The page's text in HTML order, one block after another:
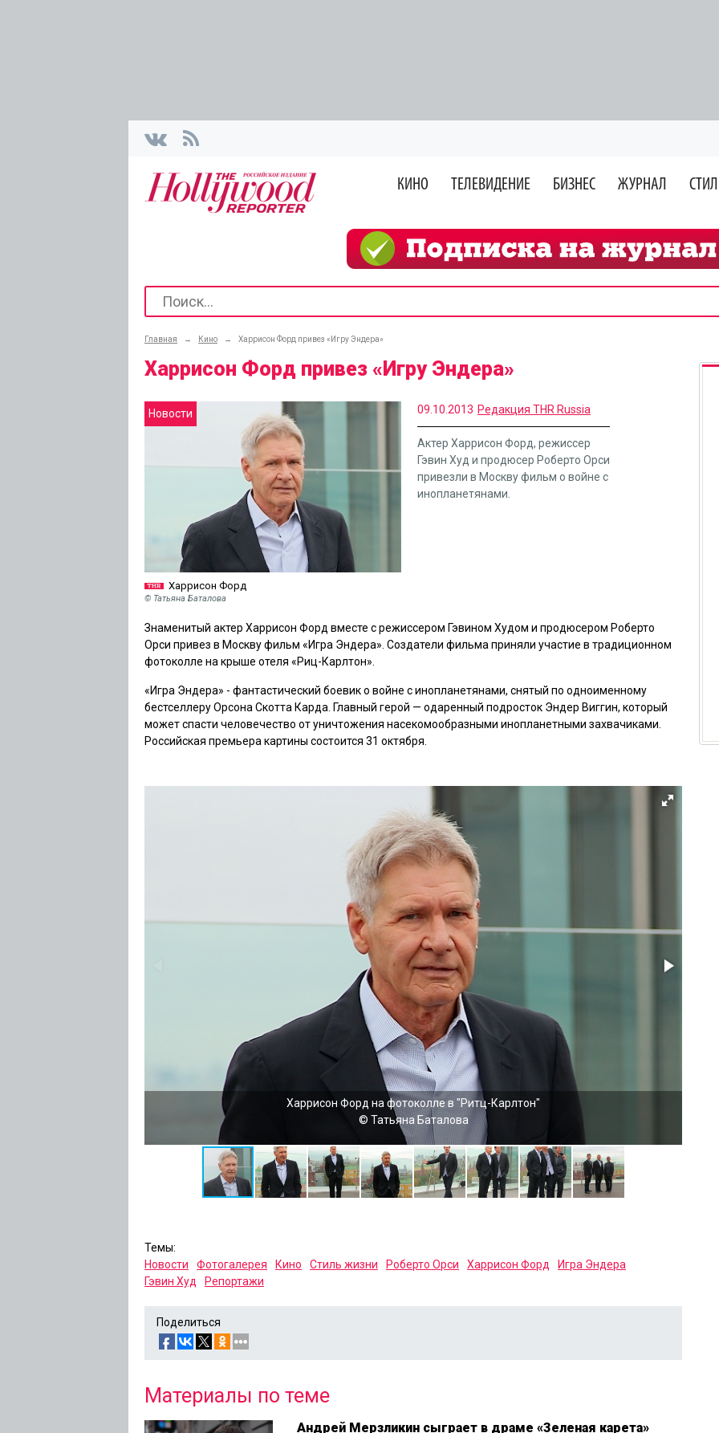
КИНО ТЕЛЕВИДЕНИЕ БИЗНЕС ЖУРНАЛ
Главная → Кино → Харрисон Форд привез «Игру Эндера»
Харрисон Форд привез «Игру Эндера»
Новости
Харрисон Форд
© Татьяна Баталова
09.10.2013 Редакция THR Russia
Актер Харрисон Форд, режиссер
Гэвин Худ и продюсер Роберто Орси
привезли в Москву фильм о войне с
инопланетянами.
Знаменитый актер Харрисон Форд вместе с режиссером Гэвином Худом и продюсером Роберто
Орси привез в Москву фильм «Игра Эндера». Создатели фильма приняли участие в традиционном
фотоколле на крыше отеля «Риц-Карлтон».
«Игра Эндера» - фантастический боевик о войне с инопланетянами, снятый по одноименному
бестселлеру Орсона Скотта Карда. Главный герой — одаренный подросток Эндер Виггин, который
может спасти человечество от уничтожения насекомообразными инопланетными захвачиками.
Российская премьера картины состоится 31 октября.
Харрисон Форд на фотоколле в "Ритц-Карлтон"
© Татьяна Баталова
Темы:
Новости
Фотогалерея Кино Стиль жизни Роберто Орси Харрисон Форд
Игра Эндера
Гэвин Худ
Репортажи
Поделиться
Материалы по теме
Андрей Мерзликин сыграет в драме «Зеленая карета»